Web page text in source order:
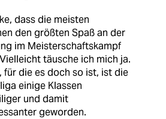
dass die meisten
den größten Spaß an der
im Meisterschaftskampf
täusche ich mich ja.
für die es doch so ist, ist die
einige Klassen
und damit
geworden.